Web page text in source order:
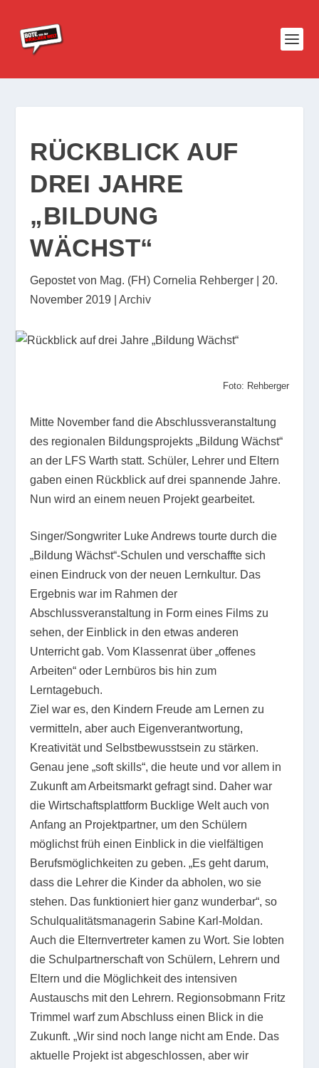
RÜCKBLICK AUF
DREI JAHRE
„BILDUNG
WÄCHST“
Gepostet von Mag. (FH) Cornelia Rehberger
20.
November 2019 |Archiv
Foto: Rehberger
Mitte November fand die Abschlussveranstaltung
des regionalen Bildungsprojekts „Bildung Wächst“
an der LFS Warth statt. Schüler, Lehrer und Eltern
gaben einen Rückblick auf drei spannende Jahre.
Nun wird an einem neuen Projekt gearbeitet.
Singer/Songwriter Luke Andrews tourte durch die
„Bildung Wächst“-Schulen und verschaffte sich
einen Eindruck von der neuen Lernkultur. Das
Ergebnis war im Rahmen der
Abschlussveranstaltung in Form eines Films zu
sehen, der Einblick in den etwas anderen
Unterricht gab. Vom Klassenrat über „offenes
Arbeiten“ oder Lernbüros bis hin zum
Lerntagebuch.
Ziel war es, den Kindern Freude am Lernen zu
vermitteln, aber auch Eigenverantwortung,
Kreativität und Selbstbewusstsein zu stärken.
Genau jene „soft skills“, die heute und vor allem in
Zukunft am Arbeitsmarkt gefragt sind. Daher war
die Wirtschaftsplattform Bucklige Welt auch von
Anfang an Projektpartner, um den Schülern
möglichst früh einen Einblick in die vielfältigen
Berufsmöglichkeiten zu geben. „Es geht darum,
dass die Lehrer die Kinder da abholen, wo sie
stehen. Das funktioniert hier ganz wunderbar“, so
Schulqualitätsmanagerin Sabine Karl-Moldan.
Auch die Elternvertreter kamen zu Wort. Sie lobten
die Schulpartnerschaft von Schülern, Lehrern und
Eltern und die Möglichkeit des intensiven
Austauschs mit den Lehrern. Regionsobmann Fritz
Trimmel warf zum Abschluss einen Blick in die
Zukunft. „Wir sind noch lange nicht am Ende. Das
aktuelle Projekt ist abgeschlossen, aber wir